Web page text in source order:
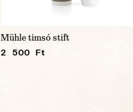
Mühle timsó stift
2 500 Ft